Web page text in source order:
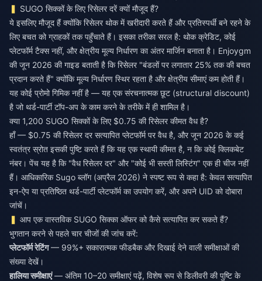
SUGO सिक्कों के लिए रिसेलर दरें क्यों मौजूद हैं?
ये इसलिए मौजूद हैं क्योंकि रिसेलर थोक में खरीदारी करते हैं और प्रतिस्पर्धी बने रहने के
लिए बचत को ग्राहकों तक पहुँचाते हैं। इसका तरीका सरल है: थोक क्रेडिट, कोई
प्लेटफॉर्म टैक्स नहीं, और क्षेत्रीय मूल्य निर्धारण का अंतर मार्जिन बनाता है। Enjoygm
की जून 2026 की गाइड बताती है कि रिसेलर "बंडलों पर लगातार 25% तक की बचत
प्रदान करते हैं" क्योंकि मूल्य निर्धारण स्थिर रहता है और क्षेत्रीय सीमाएं कम होती हैं।
यह कोई प्रोमो गिमिक नहीं है — यह एक संरचनात्मक छूट (structural discount)
है जो थर्ड-पार्टी टॉप-अप के काम करने के तरीके में ही शामिल है।
क्या 1,200 SUGO सिक्कों के लिए $0.75 की रिसेलर कीमत वैध है?
हाँ — $0.75 की रिसेलर दर सत्यापित प्लेटफॉर्म पर वैध है, और जून 2026 के कई
स्वतंत्र स्रोत इसकी पुष्टि करते हैं कि यह एक स्थायी कीमत है, न कि कोई क्लिकबेट
नंबर। पेंच यह है कि "वैध रिसेलर दर" और "कोई भी सस्ती लिस्टिंग" एक ही चीज नहीं
हैं। आधिकारिक Sugo ब्लॉग (अप्रैल 2026) ने स्पष्ट रूप से कहा है: केवल सत्यापित
इन-ऐप या प्रतिष्ठित थर्ड-पार्टी प्लेटफॉर्म का उपयोग करें, और अपने UID को दोबारा
जांचें।
आप एक वास्तविक SUGO सिक्का ऑफर को कैसे सत्यापित कर सकते हैं?
भुगतान करने से पहले चार चीजों की जांच करें:
प्लेटफॉर्म रेटिंग— 99%+ सकारात्मक फीडबैक और दिखाई देने वाली समीक्षाओं की
संख्या देखें।
हालिया समीक्षाएं— अंतिम 10–20 समीक्षाएं पढ़ें, विशेष रूप से डिलीवरी की पुष्टि के